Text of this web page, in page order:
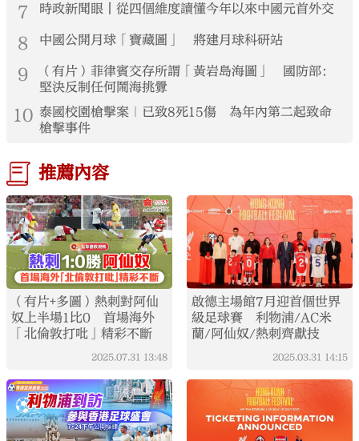
7 時政新聞眼丨從四個維度讀懂今年以來中國元首外交
8 中國公開月球「寶藏圖」 將建月球科研站
9
（有片）菲律賓交存所謂「黃岩島海圖」 國防部：
堅決反制任何鬧海挑釁
10 泰國校園槍擊案｜已致8死15傷 為年內第二起致命
槍擊事件
推薦內容
（有片+多圖）熱刺對阿仙
奴上半場1比0 首場海外
「北倫敦打吡」精彩不斷
2025.07.31 13:48
啟德主場館7月迎首個世界
級足球賽 利物浦/AC米
蘭/阿仙奴/熱刺齊獻技
2025.03.31 14:15